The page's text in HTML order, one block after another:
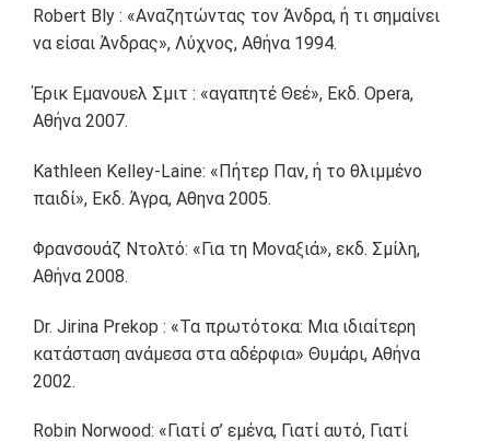
Robert Bly : «Αναζητώντας τον Άνδρα, ή τι σημαίνει
να είσαι Άνδρας», Λύχνος, Αθήνα 1994.
Έρικ Εμανουελ Σμιτ : «αγαπητέ Θεέ», Εκδ. Opera,
Αθήνα 2007.
Kathleen Kelley-Laine: «Πήτερ Παν, ή το θλιμμένο
παιδί», Εκδ. Άγρα, Αθηνα 2005.
Φρανσουάζ Ντολτό: «Για τη Μοναξιά», εκδ. Σμίλη,
Αθήνα 2008.
Dr. Jirina Prekop : «Τα πρωτότοκα: Μια ιδιαίτερη
κατάσταση ανάμεσα στα αδέρφια» Θυμάρι, Αθήνα
2002.
Robin Norwood: «Γιατί σ’ εμένα, Γιατί αυτό, Γιατί